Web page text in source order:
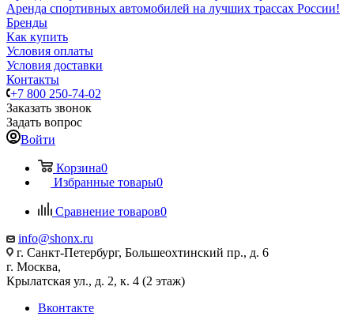
Аренда спортивных автомобилей на лучших трассах России!
Бренды
Как купить
Условия оплаты
Условия доставки
Контакты
+7 800 250-74-02
Заказать звонок
Задать вопрос
Войти
Корзина0
Избранные товары0
Сравнение товаров0
info@shonx.ru
г. Санкт-Петербург, Большеохтинский пр., д. 6
г. Москва,
Крылатская ул., д. 2, к. 4 (2 этаж)
Вконтакте